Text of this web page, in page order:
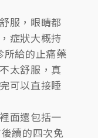
服，眼睛都
症狀大概持
所給的止痛藥
太舒服，真
可以直接睡
面還包括一
續的四次免